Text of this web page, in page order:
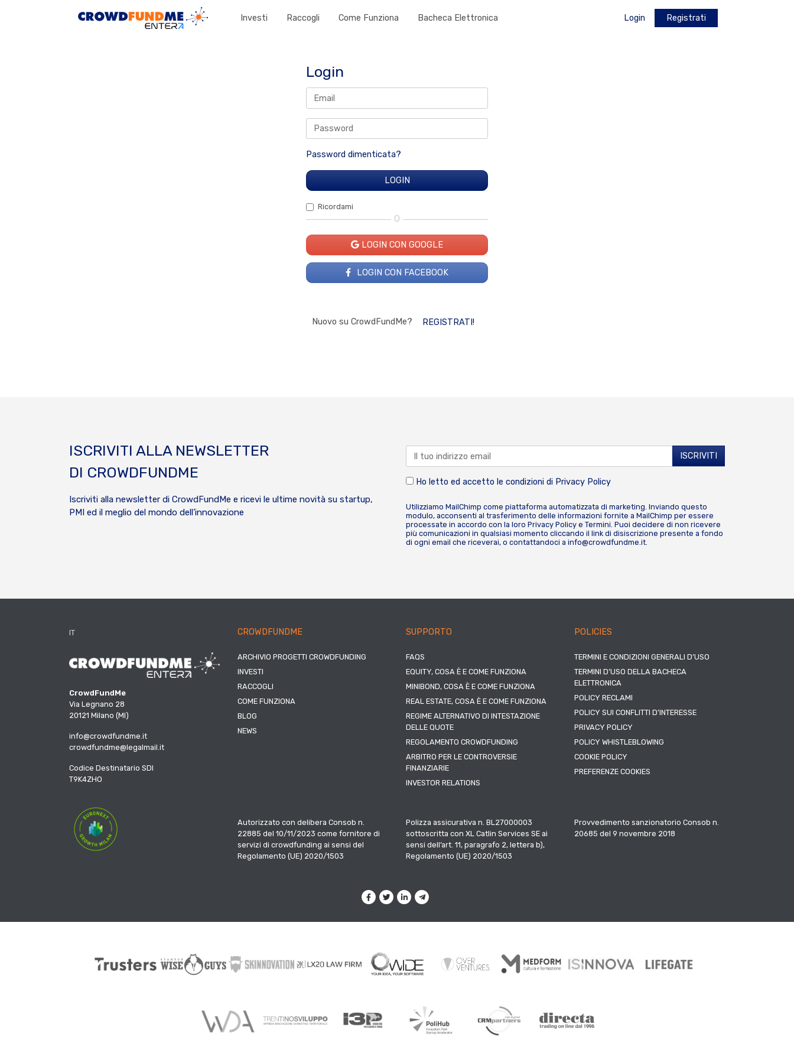
Investi Raccogli Come Funziona Bacheca Elettronica Login Registrati
Login
Password dimenticata?
Ricordami
O
LOGIN CON GOOGLE
LOGIN CON FACEBOOK
Nuovo su CrowdFundMe? REGISTRATI!
ISCRIVITI ALLA NEWSLETTER
DI CROWDFUNDME
Iscriviti alla newsletter di CrowdFundMe e ricevi le ultime novità su startup,
PMI ed il meglio del mondo dell’innovazione
Ho letto ed accetto le condizioni di Privacy Policy
Utilizziamo MailChimp come piattaforma automatizzata di marketing. Inviando questo
modulo, acconsenti al trasferimento delle informazioni fornite a MailChimp per essere
processate in accordo con la loro Privacy Policy e Termini. Puoi decidere di non ricevere
più comunicazioni in qualsiasi momento cliccando il link di disiscrizione presente a fondo
di ogni email che riceverai, o contattandoci a info@crowdfundme.it.
IT
CrowdFundMe
Via Legnano 28
20121 Milano (MI)
info@crowdfundme.it
crowdfundme@legalmail.it
Codice Destinatario SDI
T9K4ZHO
CROWDFUNDME
ARCHIVIO PROGETTI CROWDFUNDING
INVESTI
RACCOGLI
COME FUNZIONA
BLOG
NEWS
SUPPORTO
FAQS
EQUITY, COSA È E COME FUNZIONA
MINIBOND, COSA È E COME FUNZIONA
REAL ESTATE, COSA È E COME FUNZIONA
REGIME ALTERNATIVO DI INTESTAZIONE
DELLE QUOTE
REGOLAMENTO CROWDFUNDING
ARBITRO PER LE CONTROVERSIE
FINANZIARIE
INVESTOR RELATIONS
POLICIES
TERMINI E CONDIZIONI GENERALI D’USO
TERMINI D’USO DELLA BACHECA
ELETTRONICA
POLICY RECLAMI
POLICY SUI CONFLITTI D’INTERESSE
PRIVACY POLICY
POLICY WHISTLEBLOWING
COOKIE POLICY
PREFERENZE COOKIES
Autorizzato con delibera Consob n.
22885 del 10/11/2023 come fornitore di
servizi di crowdfunding ai sensi del
Regolamento (UE) 2020/1503
Polizza assicurativa n. BL27000003
sottoscritta con XL Catlin Services SE ai
sensi dell’art. 11, paragrafo 2, lettera b),
Regolamento (UE) 2020/1503
Provvedimento sanzionatorio Consob n.
20685 del 9 novembre 2018